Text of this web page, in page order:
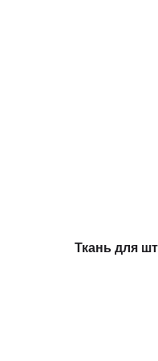
Ткань для